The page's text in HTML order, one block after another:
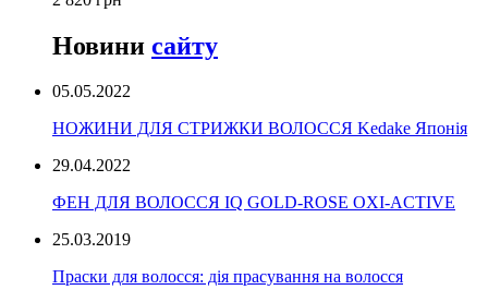
Новини сайту
05.05.2022
НОЖИНИ ДЛЯ СТРИЖКИ ВОЛОССЯ Kedake Японія
29.04.2022
ФЕН ДЛЯ ВОЛОССЯ IQ GOLD-ROSE OXI-ACTIVE
25.03.2019
Праски для волосся: дія прасування на волосся